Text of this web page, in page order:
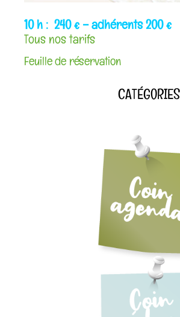
10 h : 240 € – adhérents 200 €
Tous nos tarifs
Feuille de réservation
CATÉGORIES